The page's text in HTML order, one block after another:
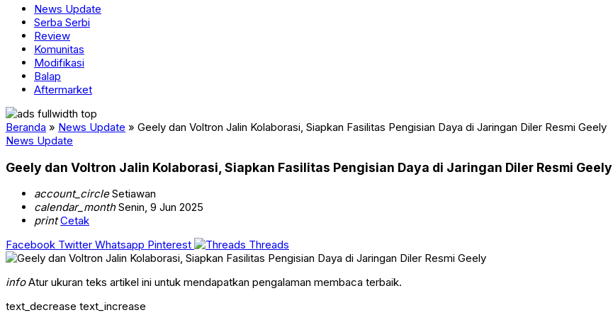
News Update
Serba Serbi
Review
Komunitas
Modifikasi
Balap
Aftermarket
Beranda » News Update » Geely dan Voltron Jalin Kolaborasi, Siapkan Fasilitas Pengisian Daya di Jaringan Diler Resmi Geely
News Update
Geely dan Voltron Jalin Kolaborasi, Siapkan Fasilitas Pengisian Daya di Jaringan Diler Resmi Geely
account_circleSetiawan
calendar_monthSenin, 9 Jun 2025
print Cetak
Facebook Twitter Whatsapp Pinterest Threads
infoAtur ukuran teks artikel ini untuk mendapatkan pengalaman membaca terbaik.
text_decrease text_increase